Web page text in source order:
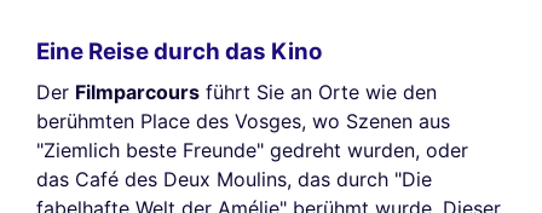
Eine Reise durch das Kino
Der Filmparcours führt Sie an Orte wie den
berühmten Place des Vosges, wo Szenen aus
"Ziemlich beste Freunde" gedreht wurden, oder
das Café des Deux Moulins, das durch "Die
fabelhafte Welt der Amélie" berühmt wurde. Dieser